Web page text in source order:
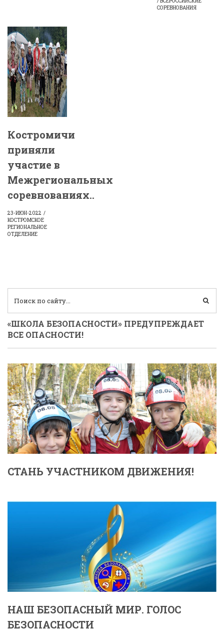
СОРЕВНОВАНИЯ
Костромичи
приняли
участие в
Межрегиональных
соревнованиях..
23-ИЮН-2022
КОСТРОМСКОЕ
РЕГИОНАЛЬНОЕ
ОТДЕЛЕНИЕ
«ШКОЛА БЕЗОПАСНОСТИ» ПРЕДУПРЕЖДАЕТ
ВСЕ ОПАСНОСТИ!
СТАНЬ УЧАСТНИКОМ ДВИЖЕНИЯ!
НАШ БЕЗОПАСНЫЙ МИР. ГОЛОС
БЕЗОПАСНОСТИ